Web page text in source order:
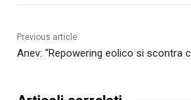
Previous article
Anev: “Repowering eolico si scontra